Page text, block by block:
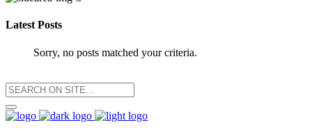
Latest Posts
Sorry, no posts matched your criteria.